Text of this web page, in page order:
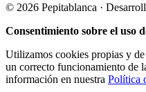
© 2026 Pepitablanca ·
Consentimiento sobre el uso
Utilizamos cookies propias y
un correcto funcionamiento de
información en nuestra Política